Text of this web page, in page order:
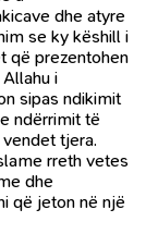
dhe atyre
se ky këshill i
që prezentohen
i
sipas ndikimit
ndërrimit të
tjera.
rreth vetes
dhe
që jeton në një